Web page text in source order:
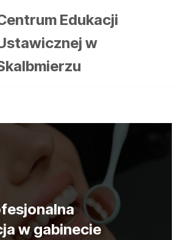
Edukacji
w
w gabinecie